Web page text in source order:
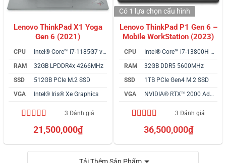
Lenovo ThinkPad X1 Yoga
Gen 6 (2021)
CPU
Intel® Core™ i7-1185G7 vPro
RAM
32GB LPDDR4x 4266MHz
SSD
512GB PCIe M.2 SSD
VGA
Intel® Iris® Xe Graphics
4.00trên
5 dựa trên
3 Đánh giá
21,500,000₫
Lenovo ThinkPad P1 Gen 6 –
Mobile WorkStation (2023)
CPU
Intel® Core™ i7-13800H vPro
RAM
32GB DDR5 5600MHz
SSD
1TB PCIe Gen4 M.2 SSD
VGA
NVIDIA® RTX™ 2000 Ada 8GB
5.00trên 5
dựa trên
3 Đánh giá
36,500,000₫
Có 1 lựa chọn cấu hình
Tải Thêm Sản Phẩm